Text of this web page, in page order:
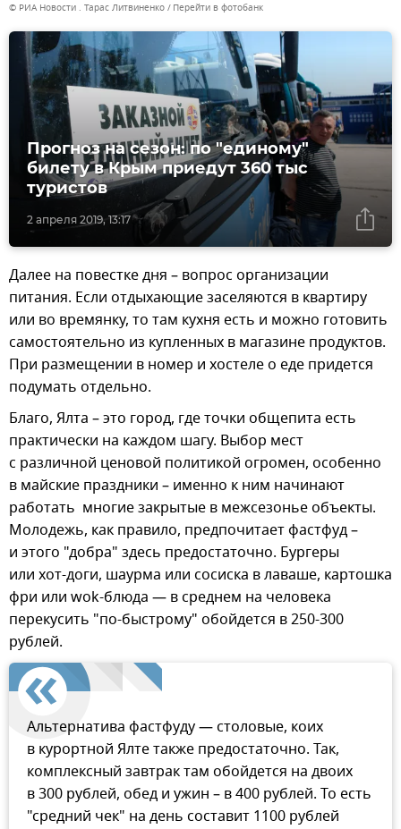
© РИА Новости . Тарас Литвиненко Перейти в фотобанк
2 апреля 2019, 13:17
Прогноз на сезон: по "единому"
билету в Крым приедут 360 тыс
туристов
Далее на повестке дня – вопрос организации
питания. Если отдыхающие заселяются в квартиру
или во времянку, то там кухня есть и можно готовить
самостоятельно из купленных в магазине продуктов.
При размещении в номер и хостеле о еде придется
подумать отдельно.
Благо, Ялта – это город, где точки общепита есть
практически на каждом шагу. Выбор мест
с различной ценовой политикой огромен, особенно
в майские праздники – именно к ним начинают
работать многие закрытые в межсезонье объекты.
Молодежь, как правило, предпочитает фастфуд –
и этого "добра" здесь предостаточно. Бургеры
или хот-доги, шаурма или сосиска в лаваше, картошка
фри или wok-блюда — в среднем на человека
перекусить "по-быстрому" обойдется в 250-300
рублей.
Альтернатива фастфуду — столовые, коих
в курортной Ялте также предостаточно. Так,
комплексный завтрак там обойдется на двоих
в 300 рублей, обед и ужин – в 400 рублей. То есть
"средний чек" на день составит 1100 рублей